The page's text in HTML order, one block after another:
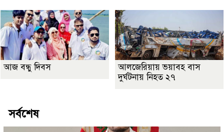
আজ বন্ধু দিবস
আলজেরিয়ায় ভয়াবহ বাস
দুর্ঘটনায় নিহত ২৭
সর্বশেষ